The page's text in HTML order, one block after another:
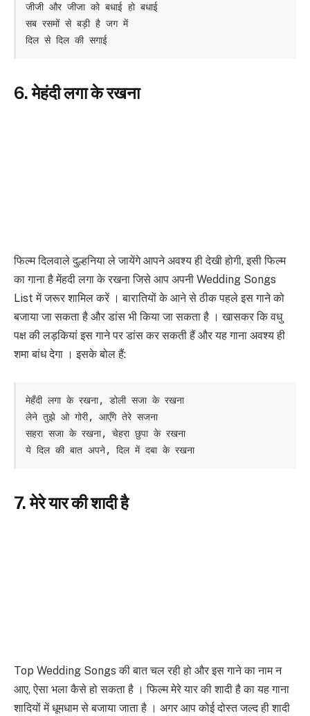
जीजी और जीजा को बधाई हो बधाई
सब रसमों से बड़ी है जग में
दिल से दिल की सगाई
6. मेहंदी लगा के रखना
फिल्म दिलवाले दुल्हनिया ले जायेंगे आपने अवश्य ही देखी होगी, इसी फिल्म
का गाना है मेंहदी लगा के रखना जिसे आप अपनी Wedding Songs
List में जरूर शामिल करें । बारातियों के आने से ठीक पहले इस गाने को
बजाया जा सकता है और डांस भी किया जा सकता है । खासकर कि वधु
पक्ष की लड़कियां इस गाने पर डांस कर सकती हैं और यह गाना अवश्य ही
शमा बांध देगा । इसके बोल हैं:
मेहँदी लगा के रखना, डोली सजा के रखना
लेने तुझे ओ गोरी, आएँगे तेरे सजना
सहरा सजा के रखना, चेहरा छुपा के रखना
ये दिल की बात अपने, दिल में दबा के रखना
7. मेरे यार की शादी है
Top Wedding Songs की बात चल रही हो और इस गाने का नाम न
आए, ऐसा भला कैसे हो सकता है । फिल्म मेरे यार की शादी है का यह गाना
शादियों में धूमधाम से बजाया जाता है । अगर आप कोई दोस्त जल्द ही शादी